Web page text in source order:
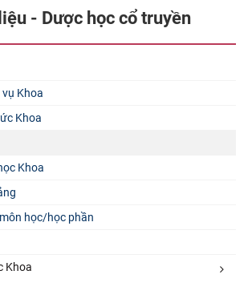
- Dược học cổ truyền
Khoa
Khoa
Khoa
học/học phần
Khoa